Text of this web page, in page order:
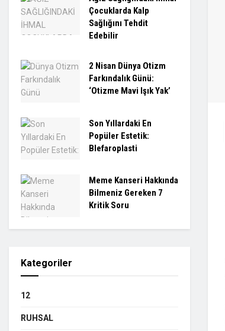
Çocuklarda Kalp
Sağlığını Tehdit
Edebilir
2 Nisan Dünya Otizm
Farkındalık Günü:
‘Otizme Mavi Işık Yak’
Son Yıllardaki En
Popüler Estetik:
Blefaroplasti
Meme Kanseri Hakkında
Bilmeniz Gereken 7
Kritik Soru
Kategoriler
12
RUHSAL